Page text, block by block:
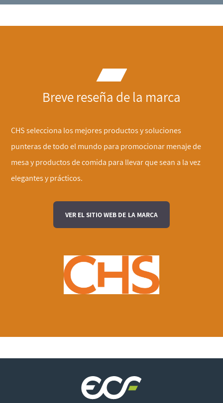
Breve reseña de la marca
CHS selecciona los mejores productos y soluciones
punteras de todo el mundo para promocionar menaje de
mesa y productos de comida para llevar que sean a la vez
elegantes y prácticos.
VER EL SITIO WEB DE LA MARCA